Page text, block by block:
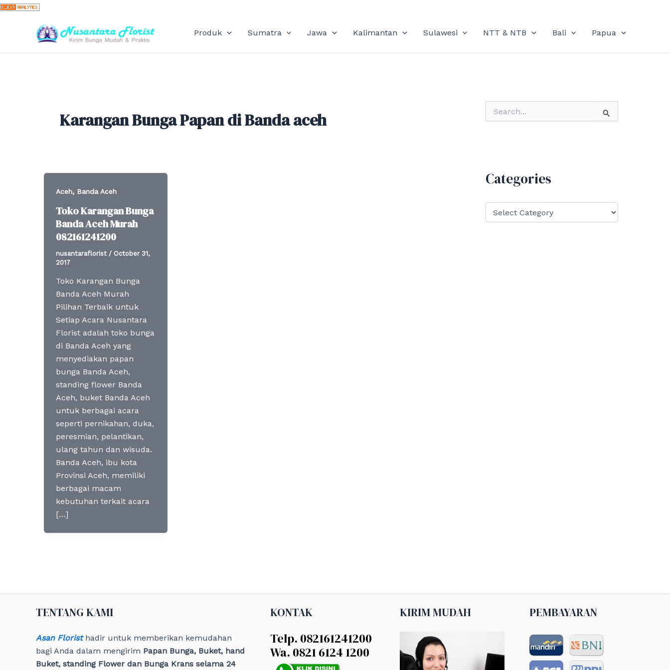
Skip
content
Produk Sumatra Jawa Kalimantan Sulawesi NTT & NTB Bali Papua
Karangan Bunga Papan di Banda aceh
Aceh, Banda Aceh
Toko Karangan Bunga
Banda Aceh Murah
082161241200
nusantaraflorist / October 31,
2017
Toko Karangan Bunga
Banda Aceh Murah
Pilihan Terbaik untuk
Setiap Acara Nusantara
Florist adalah toko bunga
di Banda Aceh yang
menyediakan papan
bunga Banda Aceh,
standing flower Banda
Aceh, buket Banda Aceh
untuk berbagai acara
seperti pernikahan, duka,
peresmian, pelantikan,
ulang tahun dan wisuda.
Banda Aceh, ibu kota
Provinsi Aceh, memiliki
berbagai macam
kebutuhan terkait acara
[…]
o
Categories
TENTANG KAMI
Asan Floristhadir untuk memberikan kemudahan
bagi Anda dalam mengirim Papan Bunga, Buket, hand
Buket, standing Flower dan Bunga Krans selama 24
KONTAK
Telp. 082161241200
Wa. 0821 6124 1200
KIRIM MUDAH PEMBAYARAN